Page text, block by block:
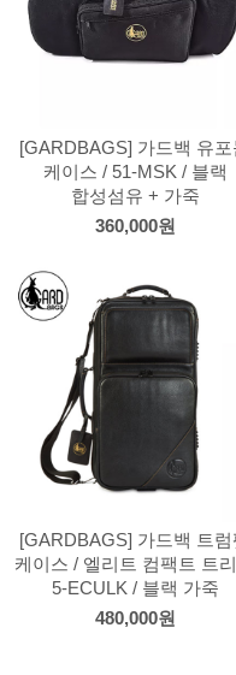
[GARDBAGS] 가드백 유포
케이스 / 51-MSK / 블랙
합성섬유 + 가죽
360,000원
[GARDBAGS] 가드백 트럼
케이스 / 엘리트 컴팩트 트
5-ECULK / 블랙 가죽
480,000원